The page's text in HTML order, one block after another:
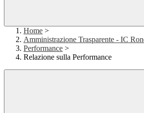
Home >
Amministrazione Trasparente - IC
Performance >
Relazione sulla Performance